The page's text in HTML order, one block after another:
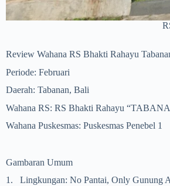
Review Wahana RS Bhakti Rahayu
Periode: Februari
Daerah: Tabanan, Bali
Wahana RS: RS Bhakti Rahayu
Wahana Puskesmas: Puskesmas Penebel 1
Gambaran Umum
1.
Lingkungan: No Pantai, Only Gunung